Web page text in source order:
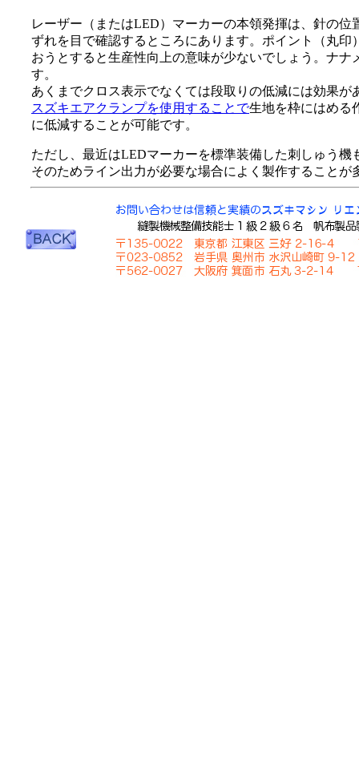
レーザー（またはLED）マーカーの本領発揮は、針の
ずれを目で確認するところにあります。ポイント（丸
おうとすると生産性向上の意味が少ないでしょう。ナ
す。
あくまでクロス表示でなくては段取りの低減には効果が
スズキエアクランプを使用することで生地を枠にはめる
に低減することが可能です。
ただし、最近はLEDマーカーを標準装備した刺しゅう機
そのためライン出力が必要な場合によく製作することが